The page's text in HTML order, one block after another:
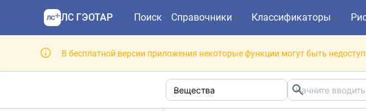
ЛС ГЭОТАР Поиск Справочники Классификаторы
В бесплатной версии приложения некоторые функции могут быть